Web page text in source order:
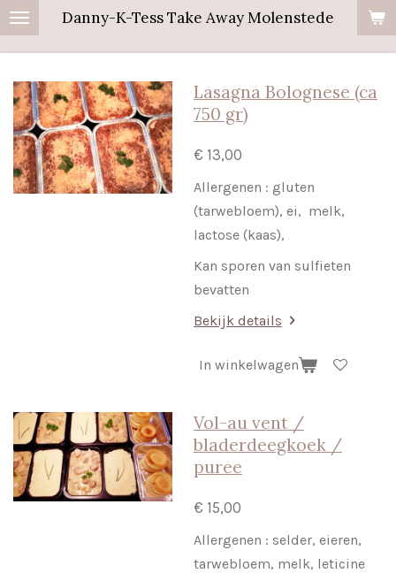
Ga
de
hoofdinhoud
Danny-K-Tess Take Away Molenstede
Lasagna Bolognese (ca
750 gr)
€ 13,00
Allergenen : gluten
(tarwebloem), ei, melk,
lactose (kaas),
Kan sporen van sulfieten
bevatten
Bekijk details
In winkelwagen
Vol-au vent /
bladerdeegkoek /
puree
€ 15,00
Allergenen : selder, eieren,
tarwebloem, melk, leticine